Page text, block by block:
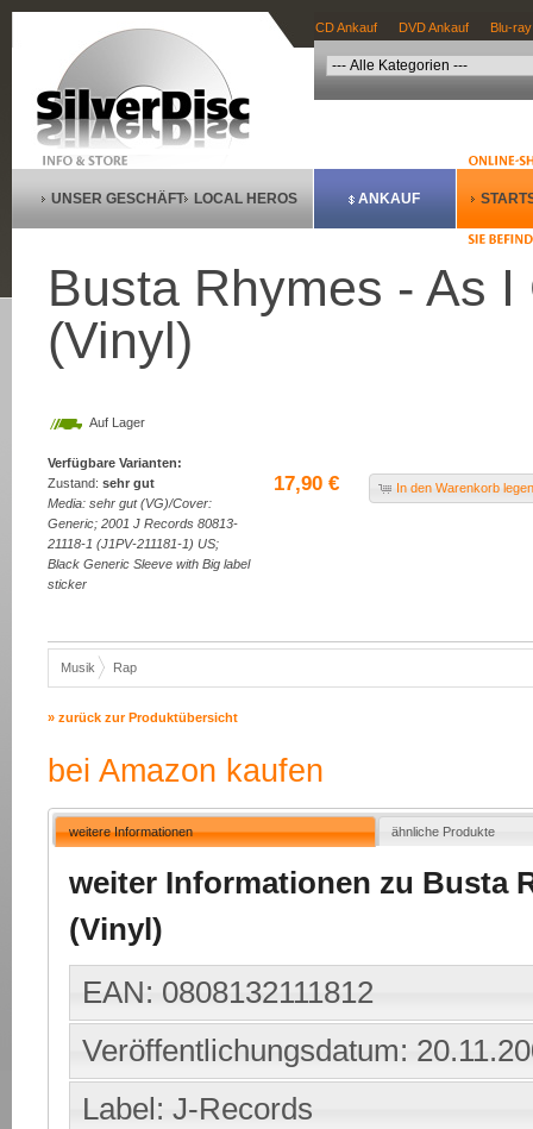
CD Ankauf DVD Ankauf Blu-
UNSER GESCHÄFT LOCAL HEROS ANKAUF
Busta Rhymes - As
(Vinyl)
Auf Lager
Verfügbare Varianten:
Zustand: sehr gut
Media: sehr gut (VG)/Cover:
Generic; 2001 J Records 80813-
21118-1 (J1PV-211181-1) US;
Black Generic Sleeve with Big label
sticker
17,90 € In den Warenkorb
Musik Rap
» zurück zur Produktübersicht
bei Amazon kaufen
weitere Informationen ähnliche Produkte
weiter Informationen zu Busta
(Vinyl)
EAN: 0808132111812
Veröffentlichungsdatum:
Label: J-Records